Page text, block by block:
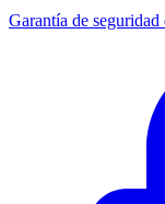
Garantía de